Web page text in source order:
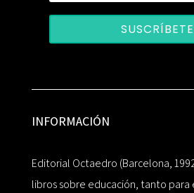
SUSCRÍBETE
INFORMACIÓN
Editorial Octaedro (Barcelona,
libros sobre educación, tanto